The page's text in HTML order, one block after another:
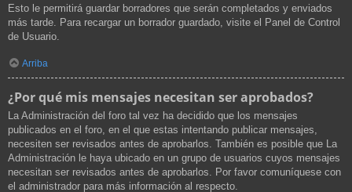
Esto le permitirá guardar borradores que serán completados y enviados
más tarde. Para recargar un borrador guardado, visite el Panel de Control
de Usuario.
Arriba
¿Por qué mis mensajes necesitan ser aprobados?
La Administración del foro tal vez ha decidido que los mensajes
publicados en el foro, en el que estas intentando publicar mensajes,
necesiten ser revisados antes de aprobarlos. También es posible que La
Administración le haya ubicado en un grupo de usuarios cuyos mensajes
necesitan ser revisados antes de aprobarlos. Por favor comuníquese con
el administrador para más información al respecto.